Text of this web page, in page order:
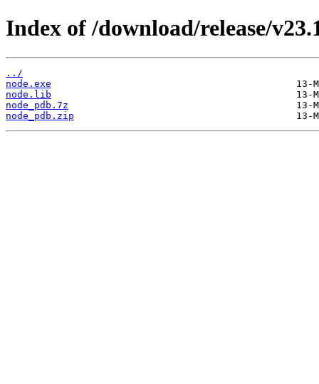
Index of /download/release/
../
node.exe
node.lib
node_pdb.7z
node_pdb.zip